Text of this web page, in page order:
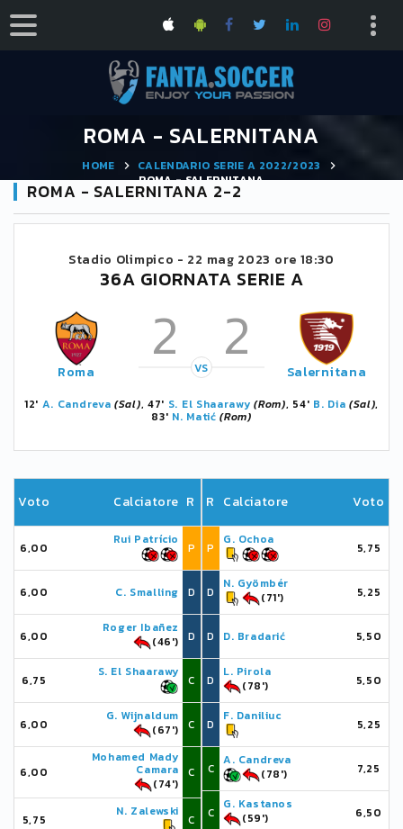
ROMA - SALERNITANA
HOME
CALENDARIO SERIE A 2022/2023
ROMA - SALERNITANA
ROMA - SALERNITANA 2-2
Stadio Olimpico - 22 mag 2023 ore 18:30
36A GIORNATA SERIE A
Roma 2 2
VS Salernitana
12' A. Candreva (Sal), 47' S. El Shaarawy (Rom), 54' B. Dia (Sal),
83' N. Matić (Rom)
Voto Calciatore R
6,00
Rui Patrício
P
6,00 C. Smalling D
6,00
Roger Ibañez
(46')
D
6,75
S. El Shaarawy
C
6,00
G. Wijnaldum
(67')
C
6,00
Mohamed Mady
Camara
(74')
C
5,75
N. Zalewski
C
R Calciatore Voto
P
G. Ochoa
5,75
D
N. Gyömbér
(71')
5,25
D D. Bradarić 5,50
D
L. Pirola
(78')
5,50
D
F. Daniliuc
5,25
C
A. Candreva
(78')
7,25
C
G. Kastanos
(59')
6,50